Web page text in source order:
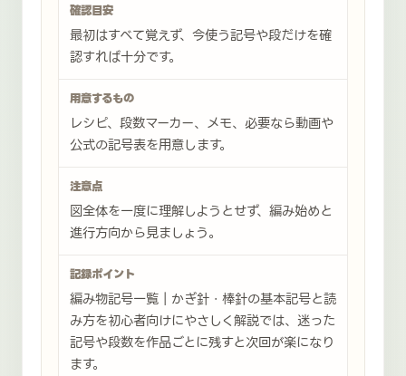
確認目安
最初はすべて覚えず、今使う記号や段だけを確
認すれば十分です。
用意するもの
レシピ、段数マーカー、メモ、必要なら動画や
公式の記号表を用意します。
注意点
図全体を一度に理解しようとせず、編み始めと
進行方向から見ましょう。
記録ポイント
編み物記号一覧｜かぎ針・棒針の基本記号と読
み方を初心者向けにやさしく解説では、迷った
記号や段数を作品ごとに残すと次回が楽になり
ます。